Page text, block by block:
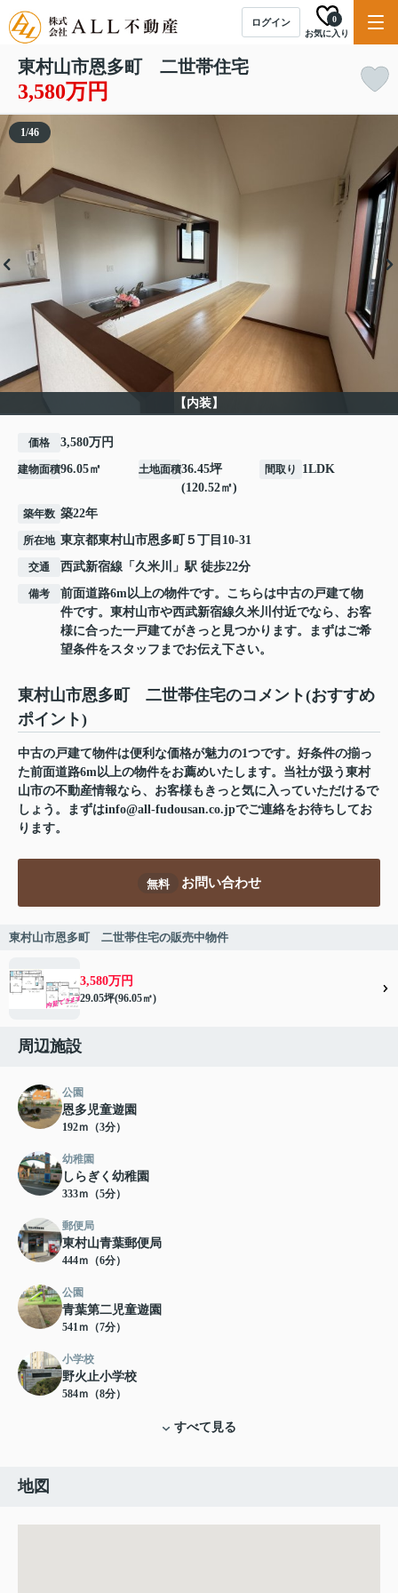
ログイン
お気に入り
0
東村山市恩多町 二世帯住宅
3,580万円
【内装】
1/46
価格 3,580万円
建物面積96.05㎡ 土地面積36.45坪
(120.52㎡)
間取り 1LDK
築年数 築22年
所在地 東京都東村山市恩多町 ５丁目10-31
交通 西武新宿線 「 久米川 」駅 徒歩22分
備考
前面道路6m以上の物件です。こちらは中古の戸建て物
件です。東村山市や西武新宿線久米川付近でなら、お客
様に合った一戸建てがきっと見つかります。まずはご希
望条件をスタッフまでお伝え下さい。
東村山市恩多町 二世帯住宅のコメント(おすすめ
ポイント)
中古の戸建て物件は便利な価格が魅力の1つです。好条件の揃っ
た前面道路6m以上の物件をお薦めいたします。当社が扱う東村
山市の不動産情報なら、お客様もきっと気に入っていただけるで
しょう。まずはinfo@all-fudousan.co.jpでご連絡をお待ちしてお
ります。
無料 お問い合わせ
東村山市恩多町 二世帯住宅の販売中物件
3,580万円
29.05坪(96.05㎡)
周辺施設
公園
恩多児童遊園
192ｍ（3分）
幼稚園
しらぎく幼稚園
333ｍ（5分）
郵便局
東村山青葉郵便局
444ｍ（6分）
公園
青葉第二児童遊園
541ｍ（7分）
小学校
野火止小学校
584ｍ（8分）
すべて見る
地図